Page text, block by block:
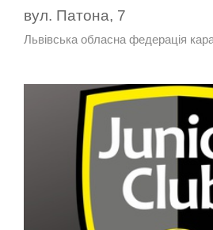
вул. Патона, 7
Львівська обласна федерація